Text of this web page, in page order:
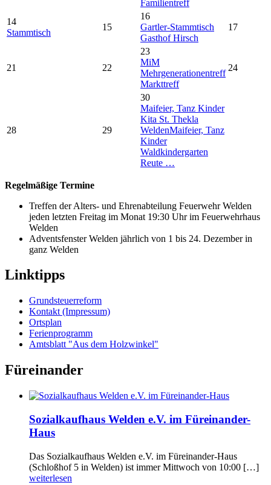
Familientreff
14
Stammtisch
15
16
Gartler-Stammtisch
Gasthof Hirsch
17
21 22
23
MiM
Mehrgenerationentreff
Markttreff
24
28 29
30
Maifeier, Tanz Kinder
Kita St. Thekla
WeldenMaifeier, Tanz
Kinder
Waldkindergarten
Reute …
Regelmäßige Termine
Treffen der Alters- und Ehrenabteilung Feuerwehr Welden
jeden letzten Freitag im Monat 19:30 Uhr im Feuerwehrhaus
Welden
Adventsfenster Welden jährlich von 1 bis 24. Dezember in
ganz Welden
Linktipps
Grundsteuerreform
Kontakt (Impressum)
Ortsplan
Ferienprogramm
Amtsblatt "Aus dem Holzwinkel"
Füreinander
Sozialkaufhaus Welden e.V. im Füreinander-
Haus
Das Sozialkaufhaus Welden e.V. im Füreinander-Haus
(Schloßhof 5 in Welden) ist immer Mittwoch von 10:00 […]
weiterlesen